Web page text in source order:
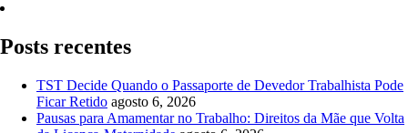
Posts recentes
TST Decide Quando o Passaporte de Devedor Trabalhista Pode
Ficar Retido agosto 6, 2026
Pausas para Amamentar no Trabalho: Direitos da Mãe que Volta